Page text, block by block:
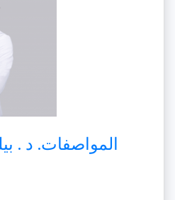
المواصفات. د .